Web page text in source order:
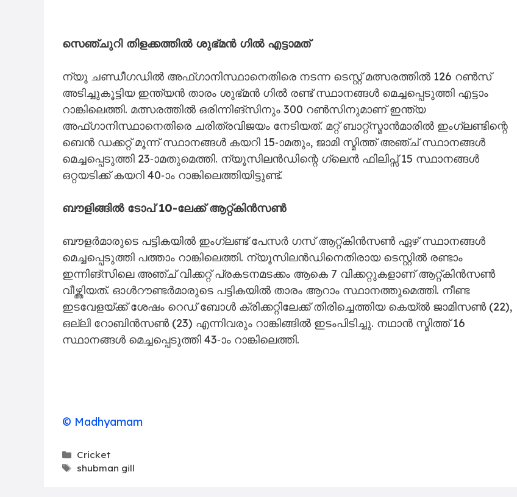
സെഞ്ചുറി തിളക്കത്തിൽ ശുഭ്മൻ ഗിൽ എട്ടാമത്
ന്യൂ ചണ്ഡീഗഡിൽ അഫ്ഗാനിസ്ഥാനെതിരെ നടന്ന ടെസ്റ്റ് മത്സരത്തിൽ 126 റൺസ്
അടിച്ചുകൂട്ടിയ ഇന്ത്യൻ താരം ശുഭ്മൻ ഗിൽ രണ്ട് സ്ഥാനങ്ങൾ മെച്ചപ്പെടുത്തി എട്ടാം
റാങ്കിലെത്തി. മത്സരത്തിൽ ഒരിന്നിങ്സിനും 300 റൺസിനുമാണ് ഇന്ത്യ
അഫ്ഗാനിസ്ഥാനെതിരെ ചരിത്രവിജയം നേടിയത്. മറ്റ് ബാറ്റ്സ്മാൻമാരിൽ ഇംഗ്ലണ്ടിന്റെ
ബെൻ ഡക്കറ്റ് മൂന്ന് സ്ഥാനങ്ങൾ കയറി 15-ാമതും, ജാമി സ്മിത്ത് അഞ്ച് സ്ഥാനങ്ങൾ
മെച്ചപ്പെടുത്തി 23-ാമതുമെത്തി. ന്യൂസിലൻഡിന്റെ ഗ്ലെൻ ഫിലിപ്സ് 15 സ്ഥാനങ്ങൾ
ഒറ്റയടിക്ക് കയറി 40-ാം റാങ്കിലെത്തിയിട്ടുണ്ട്.
ബൗളിങ്ങിൽ ടോപ് 10-ലേക്ക് ആറ്റ്കിൻസൺ
ബൗളർമാരുടെ പട്ടികയിൽ ഇംഗ്ലണ്ട് പേസർ ഗസ് ആറ്റ്കിൻസൺ ഏഴ് സ്ഥാനങ്ങൾ
മെച്ചപ്പെടുത്തി പത്താം റാങ്കിലെത്തി. ന്യൂസിലൻഡിനെതിരായ ടെസ്റ്റിൽ രണ്ടാം
ഇന്നിങ്സിലെ അഞ്ച് വിക്കറ്റ് പ്രകടനമടക്കം ആകെ 7 വിക്കറ്റുകളാണ് ആറ്റ്കിൻസൺ
വീഴ്ത്തിയത്. ഓൾറൗണ്ടർമാരുടെ പട്ടികയിൽ താരം ആറാം സ്ഥാനത്തുമെത്തി. നീണ്ട
ഇടവേളയ്ക്ക് ശേഷം റെഡ് ബോൾ ക്രിക്കറ്റിലേക്ക് തിരിച്ചെത്തിയ കെയ്ൽ ജാമിസൺ (22),
ഒല്ലി റോബിൻസൺ (23) എന്നിവരും റാങ്കിങ്ങിൽ ഇടംപിടിച്ചു. നഥാൻ സ്മിത്ത് 16
സ്ഥാനങ്ങൾ മെച്ചപ്പെടുത്തി 43-ാം റാങ്കിലെത്തി.
© Madhyamam
Categories
Cricket
Tags
shubman gill